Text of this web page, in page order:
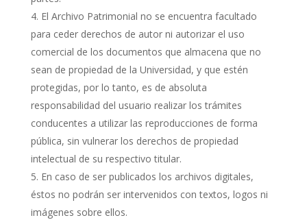
El Archivo Patrimonial no se encuentra facultado
para ceder derechos de autor ni autorizar el uso
comercial de los documentos que almacena que no
sean de propiedad de la Universidad, y que estén
protegidas, por lo tanto, es de absoluta
responsabilidad del usuario realizar los trámites
conducentes a utilizar las reproducciones de forma
pública, sin vulnerar los derechos de propiedad
intelectual de su respectivo titular.
En caso de ser publicados los archivos digitales,
éstos no podrán ser intervenidos con textos, logos ni
imágenes sobre ellos.